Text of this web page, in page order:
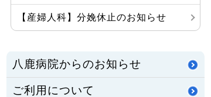
【産婦人科】分娩休止のお知らせ
八鹿病院からのお知らせ
ご利用について